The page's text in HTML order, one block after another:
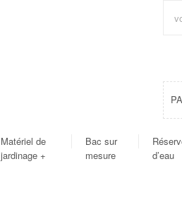
Matériel de
jardinage +
Bac sur
mesure
d’eau